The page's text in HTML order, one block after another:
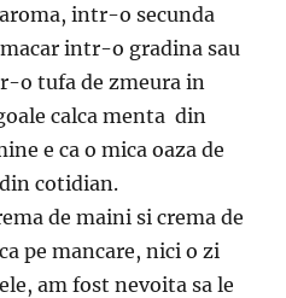
intr-o secunda
intr-o gradina sau
o tufa de zmeura in
calca menta din
e ca o mica oaza de
cotidian.
de maini si crema de
pe mancare, nici o zi
am fost nevoita sa le